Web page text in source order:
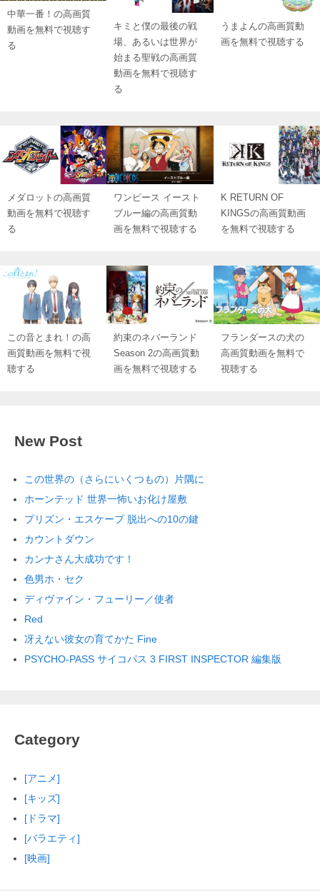
中華一番！の高画質
動画を無料で視聴す
る
キミと僕の最後の戦
場、あるいは世界が
始まる聖戦の高画質
動画を無料で視聴す
る
うまよんの高画質動
画を無料で視聴する
メダロットの高画質
動画を無料で視聴す
る
ワンピース イースト
ブルー編の高画質動
画を無料で視聴する
K RETURN OF
KINGSの高画質動画
を無料で視聴する
この音とまれ！の高
画質動画を無料で視
聴する
約束のネバーランド
Season 2の高画質動
画を無料で視聴する
フランダースの犬の
高画質動画を無料で
視聴する
New Post
この世界の（さらにいくつもの）片隅に
ホーンテッド 世界一怖いお化け屋敷
プリズン・エスケープ 脱出への10の鍵
カウントダウン
カンナさん大成功です！
色男ホ・セク
ディヴァイン・フューリー／使者
Red
冴えない彼女の育てかた Fine
PSYCHO-PASS サイコパス 3 FIRST INSPECTOR 編集版
Category
[アニメ]
[キッズ]
[ドラマ]
[バラエティ]
[映画]